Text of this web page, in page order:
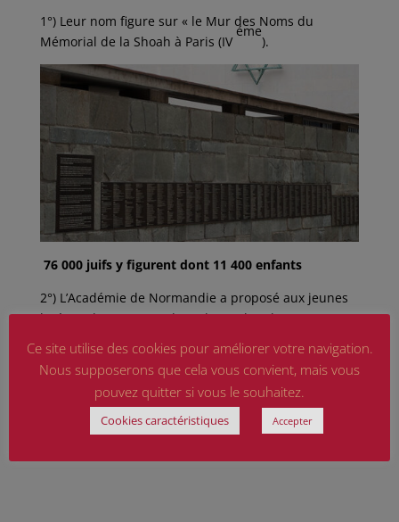
1°) Leur nom figure sur « le Mur des Noms du
Mémorial de la Shoah à Paris (IV
éme
).
76 000 juifs y figurent dont 11 400 enfants
2°) L’Académie de Normandie a proposé aux jeunes
lycéens de s’engager dans des recherches avec pour
cadre « Mémoires Auschwitz ».
Sources :divers sites internet.
Ce site utilise des cookies pour améliorer votre navigation.
Nous supposerons que cela vous convient, mais vous
pouvez quitter si vous le souhaitez.
Cookies caractéristiques Accepter